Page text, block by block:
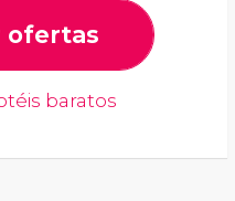
ofertas
baratos